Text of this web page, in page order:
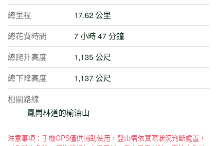
總里程
17.62 公里
總花費時間
7 小時 47 分鐘
總爬升高度
1,135 公尺
總下降高度
1,137 公尺
相關路線
鳳崗林道的榆油山
注意事項：手機GPS僅供輔助使用，登山需依實際狀況判斷處置，